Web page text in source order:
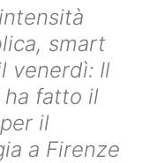
smart
venerdì: Il
ha fatto il
il
a Firenze